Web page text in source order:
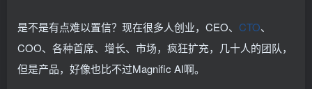
是不是有点难以置信？现在很多人创业，CEO、 CTO、
COO、各种首席、增长、市场，疯狂扩充，几十人的团队，
但是产品，好像也比不过Magnific AI啊。